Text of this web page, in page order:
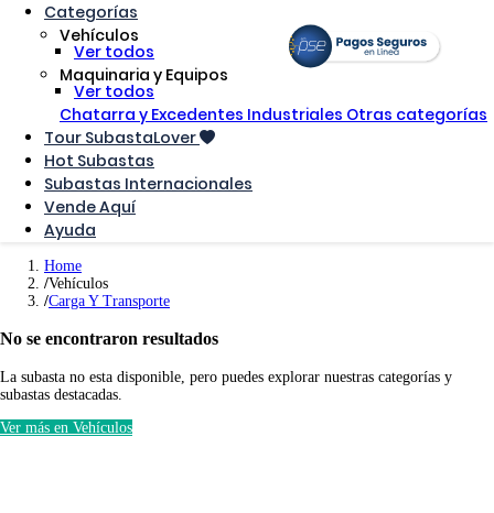
Categorías
Vehículos
Ver todos
Maquinaria y Equipos
Ver todos
Chatarra y Excedentes Industriales Otras categorías
Tour SubastaLover
Hot Subastas
Subastas Internacionales
Vende Aquí
Ayuda
Home
Vehículos
Carga Y Transporte
No se encontraron resultados
La subasta no esta disponible, pero puedes explorar nuestras categorías y
subastas destacadas.
Ver más en Vehículos